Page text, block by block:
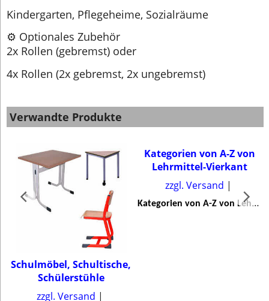
Kindergarten, Pflegeheime, Sozialräume
⚙️ Optionales Zubehör
2x Rollen (gebremst) oder
4x Rollen (2x gebremst, 2x ungebremst)
Verwandte Produkte
Schulmöbel, Schultische,
Schülerstühle
zzgl. Versand
Kategorien von A-Z von
Lehrmittel-Vierkant
zzgl. Versand
K
ategorien von A-Z von Lehrmittel-Vierkant